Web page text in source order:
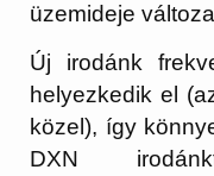
üzemideje
Új irodánk
helyezkedik el
közel), így
DXN